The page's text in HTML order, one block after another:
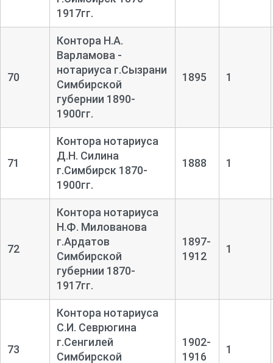
1917гг.
70
Контора Н.А.
Варламова -
нотариуса г.Сызрани
Симбирской
губернии 1890-
1900гг.
1895 1
71
Контора нотариуса
Д.Н. Силина
г.Симбирск 1870-
1900гг.
1888 1
72
Контора нотариуса
Н.Ф. Милованова
г.Ардатов
Симбирской
губернии 1870-
1917гг.
1897-
1912
1
73
Контора нотариуса
С.И. Севрюгина
г.Сенгилей
Симбирской
1902-
1916
1